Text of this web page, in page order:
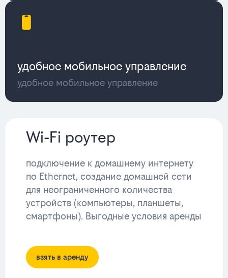
удобное мобильное управление
удобное мобильное управление
Wi-Fi роутер
подключение к домашнему интернету
по Ethernet, создание домашней сети
для неограниченного количества
устройств (компьютеры, планшеты,
смартфоны). Выгодные условия аренды
взять в аренду